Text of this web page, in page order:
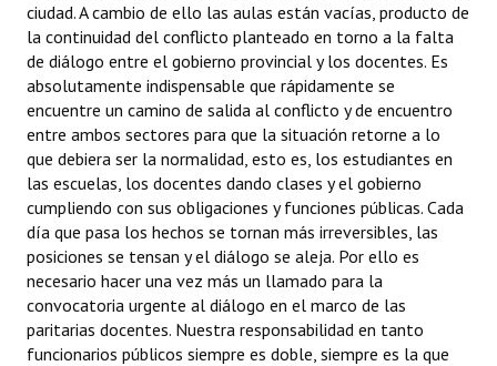
Mujeres que Dejaron Huellas - Registro
Periodistas Decanos - Registro
Ciudadano Ilustre - Registro
Banca del Vecino - Registro
Huéspedes de Honor - Registro
Antiguos Pobladores - Registro
Reconocimientos - Registro
Bariloche, Municipio intercultural
ciudad. A cambio de ello las aulas están vacías, producto de
la continuidad del conflicto planteado en torno a la falta
de diálogo entre el gobierno provincial y los docentes. Es
absolutamente indispensable que rápidamente se
encuentre un camino de salida al conflicto y de encuentro
entre ambos sectores para que la situación retorne a lo
que debiera ser la normalidad, esto es, los estudiantes en
las escuelas, los docentes dando clases y el gobierno
cumpliendo con sus obligaciones y funciones públicas. Cada
día que pasa los hechos se tornan más irreversibles, las
posiciones se tensan y el diálogo se aleja. Por ello es
necesario hacer una vez más un llamado para la
convocatoria urgente al diálogo en el marco de las
paritarias docentes. Nuestra responsabilidad en tanto
funcionarios públicos siempre es doble, siempre es la que